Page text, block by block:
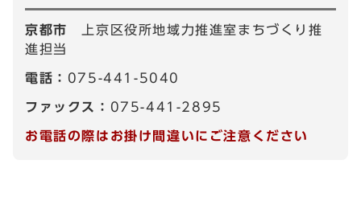
京都市
上京区役所地域力推進室まちづくり推
進担当
電話： 075-441-5040
ファックス： 075-441-2895
お電話の際はお掛け間違いにご注意ください